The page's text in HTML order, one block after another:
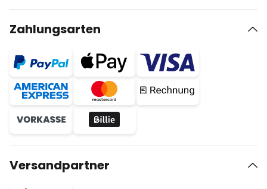
Zahlungsarten
Versandpartner